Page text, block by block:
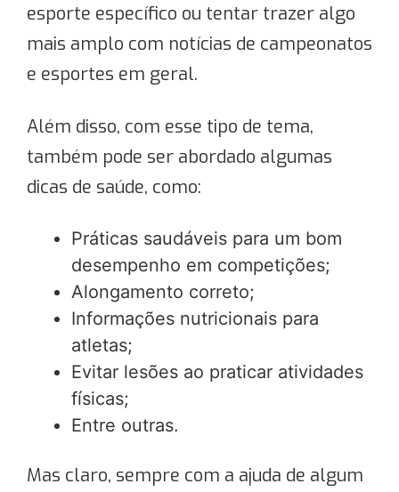
esporte específico ou tentar trazer algo
mais amplo com notícias de campeonatos
e esportes em geral.
Além disso, com esse tipo de tema,
também pode ser abordado algumas
dicas de saúde, como:
Práticas saudáveis para um bom
desempenho em competições;
Alongamento correto;
Informações nutricionais para
atletas;
Evitar lesões ao praticar atividades
físicas;
Entre outras.
Mas claro, sempre com a ajuda de algum